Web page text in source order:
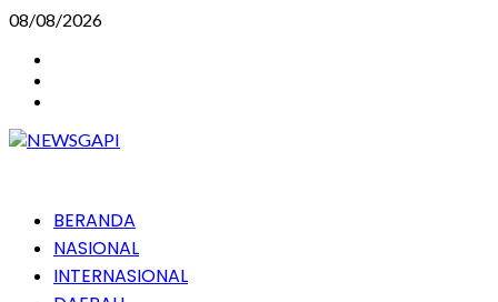
Skip
content
08/08/2026
PrimaryBERANDA
NASIONAL
INTERNASIONAL